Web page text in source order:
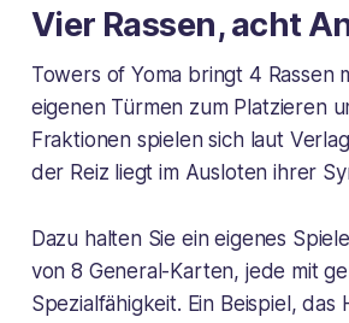
Vier Rassen, acht
Towers of Yoma bringt 4 Rassen
eigenen Türmen zum Platzieren
Fraktionen spielen sich laut
der Reiz liegt im Ausloten ihrer
Dazu halten Sie ein eigenes
von 8 General-Karten, jede mit
Spezialfähigkeit. Ein Beispiel, das